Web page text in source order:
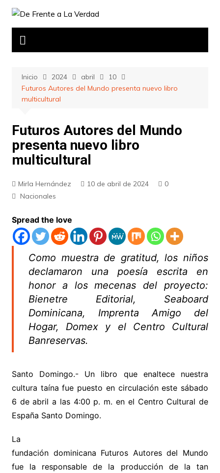
Saltar
contenido
Inicio 2024 abril
10
Futuros Autores del Mundo presenta nuevo libro
multicultural
Futuros Autores del Mundo
presenta nuevo libro
multicultural
Mirla Hernández 10 de abril de 2024
0
Nacionales
Spread the love
Como muestra de gratitud, los niños
declamaron una poesía escrita en
honor a los mecenas del proyecto:
Bienetre Editorial, Seaboard
Dominicana, Imprenta Amigo del
Hogar, Domex y el Centro Cultural
Banreservas.
Santo Domingo.- Un libro que enaltece nuestra
cultura taína fue puesto en circulación este sábado
6 de abril a las 4:00 p. m. en el Centro Cultural de
España Santo Domingo.
La
fundación dominicana Futuros Autores del Mundo
fue la responsable de la producción de la tan